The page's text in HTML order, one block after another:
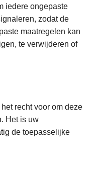
iedere ongepaste
zodat de
maatregelen kan
te verwijderen of
recht voor om deze
Het is uw
de toepasselijke